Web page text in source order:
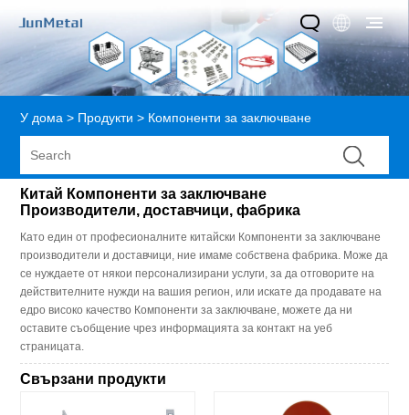
У дома > Продукти > Компоненти за заключване
Китай Компоненти за заключване
Производители, доставчици, фабрика
Като един от професионалните китайски Компоненти за заключване
производители и доставчици, ние имаме собствена фабрика. Може да
се нуждаете от някои персонализирани услуги, за да отговорите на
действителните нужди на вашия регион, или искате да продавате на
едро високо качество Компоненти за заключване, можете да ни
оставите съобщение чрез информацията за контакт на уеб
страницата.
Свързани продукти